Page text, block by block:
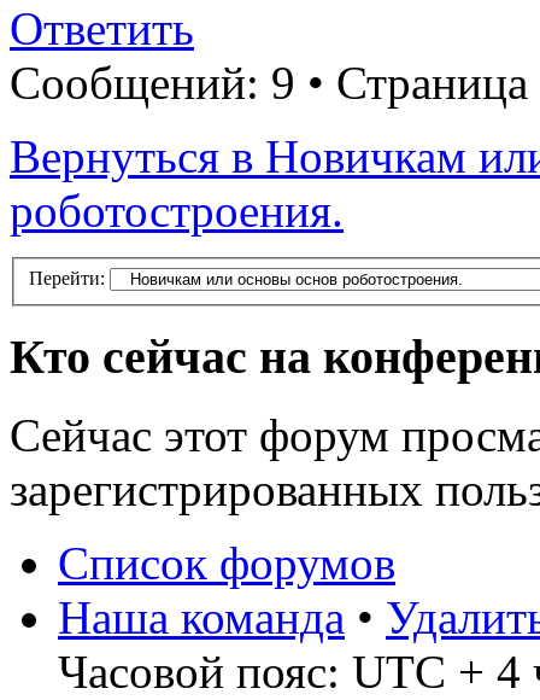
Ответить
Сообщений: 9 • Страница
Вернуться в Новичкам
роботостроения.
Перейти:
Кто сейчас на
Сейчас этот форум
зарегистрированных
Список форумов
Наша команда •
Часовой пояс: UTC + 4